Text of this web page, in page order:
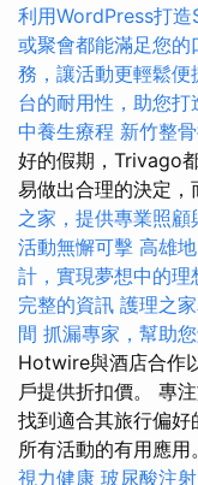
利用WordPress打造
或聚會都能滿足您的
務，讓活動更輕鬆便
台的耐用性，助您打
中養生療程 新竹整
好的假期，Trivago
易做出合理的決定，
之家，提供專業照顧
活動無懈可擊 高雄
計，實現夢想中的理
完整的資訊 護理之
間 抓漏專家，幫助
Hotwire與酒店合作
戶提供折扣價。 專
找到適合其旅行偏
所有活動的有用應
視力健康 玻尿酸注